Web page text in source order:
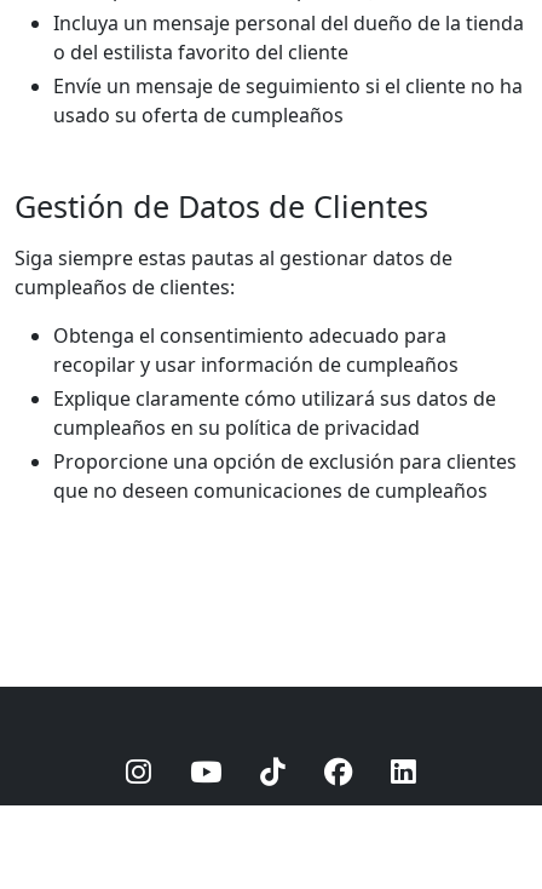
Incluya un mensaje personal del dueño de la tienda
o del estilista favorito del cliente
Envíe un mensaje de seguimiento si el cliente no ha
usado su oferta de cumpleaños
Gestión de Datos de Clientes
Siga siempre estas pautas al gestionar datos de
cumpleaños de clientes:
Obtenga el consentimiento adecuado para
recopilar y usar información de cumpleaños
Explique claramente cómo utilizará sus datos de
cumpleaños en su política de privacidad
Proporcione una opción de exclusión para clientes
que no deseen comunicaciones de cumpleaños